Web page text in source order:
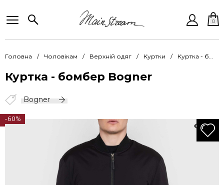
0
Головна Чоловікам Верхній одяг Куртки Куртка - бомбер Bogner BgnKu 3854 Luis 8400 026
Куртка - бомбер Bogner
Bogner
-60%
239